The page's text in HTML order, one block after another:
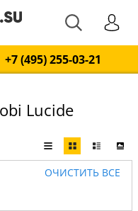
+7 (495) 255-03-21
Lucide
ОЧИСТИТЬ ВСЕ